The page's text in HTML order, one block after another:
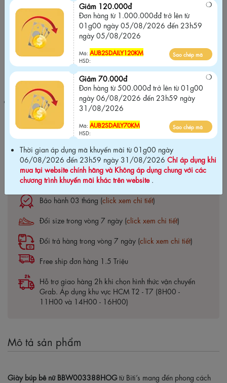
Giảm 70.000đ
Đơn hàng từ 500.000đ trở lên từ 01g00
ngày 06/08/2026 đến 23h59 ngày
31/08/2026
Mã:AUB2SDAILY70KM
HSD:
Sao chép mã
Thời gian áp dụng mã khuyến mãi từ 01g00 ngày 06/08/2026
đến 23h59 ngày 31/08/2026Chỉ áp dụng khi mua tại website
chính hãng và Không áp dụng chung với các chương trình khuyến
mãi khác trên website.
Cam kết chính hãng Biti's100%
Bảo hành 03 tháng (click xem chi tiết)
Đổi size trong vòng 7 ngày (click xem chi tiết)
Đổi trả hàng trong vòng 7 ngày (click xem chi tiết)
Free ship đơn hàng 1.5 Triệu
Hỗ trợ giao hàng 2h khi chọn hình thức vận chuyển
Grab. Áp dụng khu vực HCM T2 - T7 (8H00 -
11H00 và 14H00 - 16H00)
Mô tả sản phẩm
Giày búp bê nữ BBW003388HOGtừ Biti’s mang đến phong cách
Giảm 120.000đ
Đơn hàng từ 1.000.000đđ trở lên từ
01g00 ngày 05/08/2026 đến 23h59
ngày 05/08/2026
Mã: AUB2SDAILY120KM
HSD:
Sao chép mã
Giảm 70.000đ
Đơn hàng từ 500.000đ trở lên từ 01g00
ngày 06/08/2026 đến 23h59 ngày
31/08/2026
Mã: AUB2SDAILY70KM
HSD:
Sao chép mã
Thời gian áp dụng mã khuyến mãi từ 01g00 ngày
06/08/2026 đến 23h59 ngày 31/08/2026 Chỉ áp dụng khi
mua tại website chính hãng và Không áp dụng chung với các
chương trình khuyến mãi khác trên website